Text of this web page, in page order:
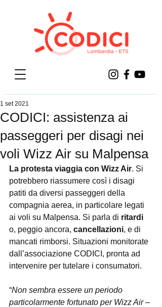
CODICI: assistenza ai
passeggeri per disagi nei
voli Wizz Air su Malpensa
1 set 2021
La protesta viaggia con Wizz Air. Si
potrebbero riassumere così i disagi
patiti da diversi passeggeri della
compagnia aerea, in particolare legati
ai voli su Malpensa. Si parla di ritardi
o, peggio ancora, cancellazioni, e di
mancati rimborsi. Situazioni monitorate
dall’associazione CODICI, pronta ad
intervenire per tutelare i consumatori.
“Non sembra essere un periodo
particolarmente fortunato per Wizz Air –